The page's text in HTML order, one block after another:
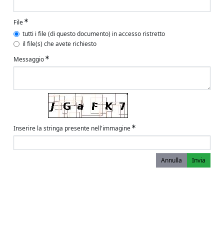
File
tutti i file (di questo documento) in accesso ristretto
il file(s) che avete richiesto
Messaggio
Inserire la stringa presente nell'immagine
Annulla Invia